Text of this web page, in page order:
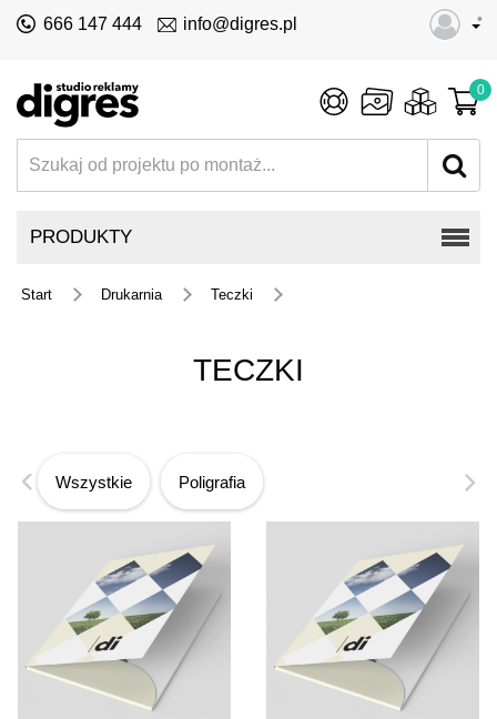
•
666 147 444 info@digres.pl
0
PRODUKTY
Start Drukarnia Teczki
TECZKI
Wszystkie Poligrafia